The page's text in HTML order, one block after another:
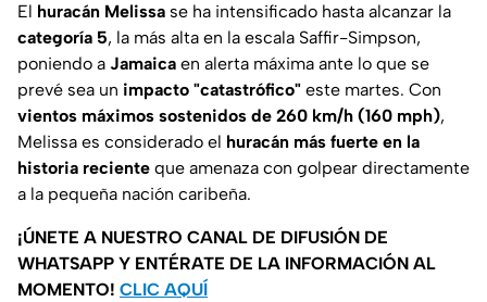
El huracán Melissa se ha intensificado hasta alcanzar la
categoría 5, la más alta en la escala Saffir-Simpson,
poniendo a Jamaica en alerta máxima ante lo que se
prevé sea un impacto "catastrófico" este martes. Con
vientos máximos sostenidos de 260 km/h (160 mph),
Melissa es considerado el huracán más fuerte en la
historia reciente que amenaza con golpear directamente
a la pequeña nación caribeña.
¡ÚNETE A NUESTRO CANAL DE DIFUSIÓN DE
WHATSAPP Y ENTÉRATE DE LA INFORMACIÓN AL
MOMENTO! CLIC AQUÍ